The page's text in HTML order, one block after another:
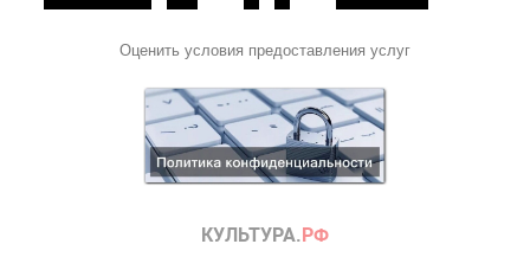
Оценить условия предоставления услуг